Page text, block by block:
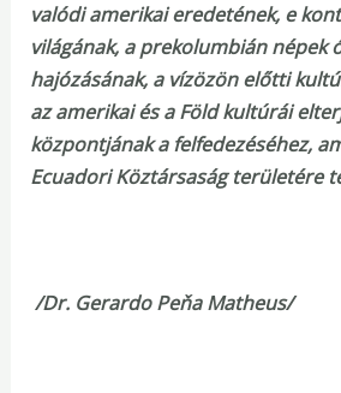
valódi amerikai eredetének, e
világának, a prekolumbián népek
hajózásának, a vízözön előtti
az amerikai és a Föld kultúrái
központjának a felfedezéséhez,
Ecuadori Köztársaság területére
/Dr. Gerardo Peňa Matheus/